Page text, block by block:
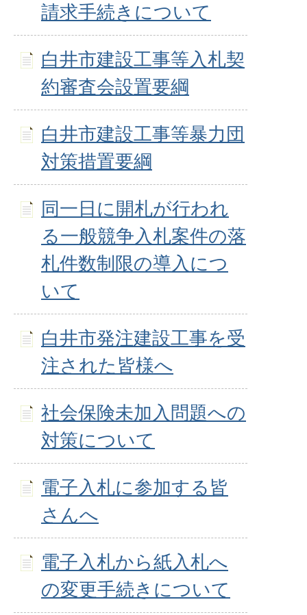
請求手続きについて
白井市建設工事等入札契
約審査会設置要綱
白井市建設工事等暴力団
対策措置要綱
同一日に開札が行われ
る一般競争入札案件の落
札件数制限の導入につ
いて
白井市発注建設工事を受
注された皆様へ
社会保険未加入問題への
対策について
電子入札に参加する皆
さんへ
電子入札から紙入札へ
の変更手続きについて